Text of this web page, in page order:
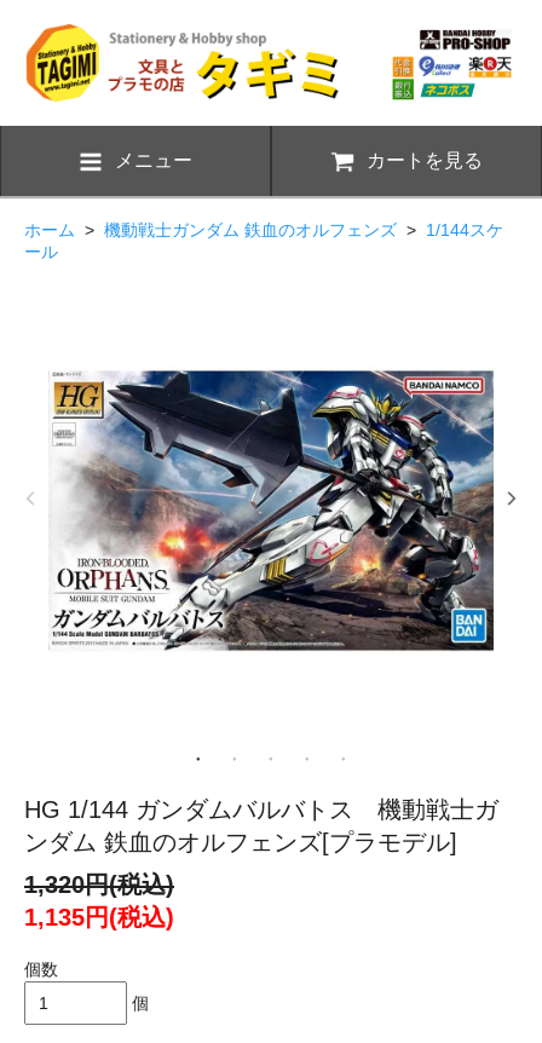
メニュー カートを見る
ホーム > 機動戦士ガンダム 鉄血のオルフェンズ > 1/144スケ
ール
HG 1/144 ガンダムバルバトス 機動戦士ガ
ンダム 鉄血のオルフェンズ[プラモデル]
1,320円(税込)
1,135円(税込)
個数
個